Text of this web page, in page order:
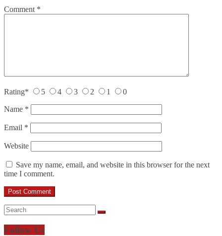
Comment *
Rating* 5 4 3 2 1 0
Name *
Email *
Website
Save my name, email, and website in this browser for the next
time I comment.
Follow Us